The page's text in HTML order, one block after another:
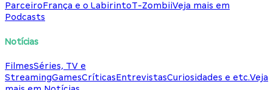
ParceiroFrança e o LabirintoT-ZombiiVeja mais em
Podcasts
Notícias
FilmesSéries, TV e
StreamingGamesCríticasEntrevistasCuriosidades e etc.Veja